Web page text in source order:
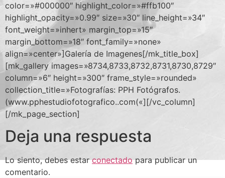
color=»#000000″ highlight_color=»#ffb100″
highlight_opacity=»0.99″ size=»30″ line_height=»34″
font_weight=»inhert» margin_top=»15″
margin_bottom=»18″ font_family=»none»
align=»center»]Galería de Imagenes[/mk_title_box]
[mk_gallery images=»8734,8733,8732,8731,8730,8729″
column=»6″ height=»300″ frame_style=»rounded»
collection_title=»Fotografías: PPH Fotógrafos.
(www.pphestudiofotografico..com(«][/vc_column]
[/mk_page_section]
Deja una respuesta
Lo siento, debes estarconectadopara publicar un
comentario.